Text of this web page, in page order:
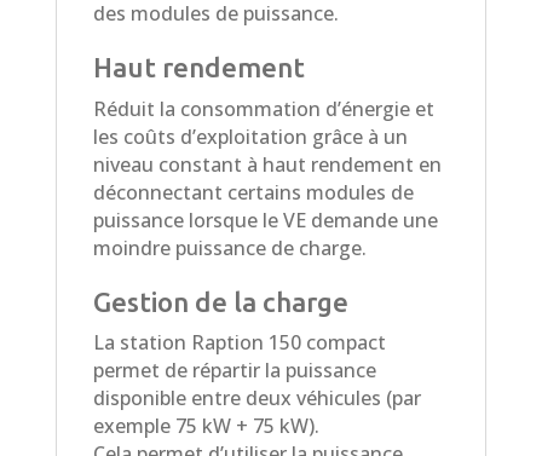
des modules de puissance.
Haut rendement
Réduit la consommation d’énergie et
les coûts d’exploitation grâce à un
niveau constant à haut rendement en
déconnectant certains modules de
puissance lorsque le VE demande une
moindre puissance de charge.
Gestion de la charge
La station Raption 150 compact
permet de répartir la puissance
disponible entre deux véhicules (par
exemple 75 kW + 75 kW).